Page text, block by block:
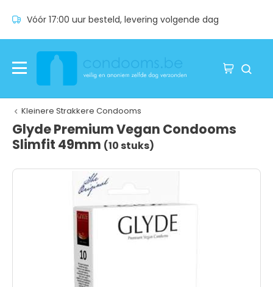
Vóór 17:00 uur besteld, levering volgende dag
Kleinere Strakkere Condooms
Glyde Premium Vegan Condooms
Slimfit 49mm (10 stuks)